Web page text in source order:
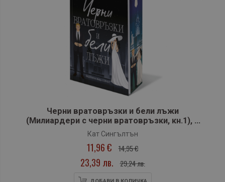
Черни вратовръзки и бели лъжи
(Милиардери с черни вратовръзки, кн.1), с
цветни порезки
Кат Сингълтън
11,96 € 14,95 €
23,39 лв. 29,24 лв.